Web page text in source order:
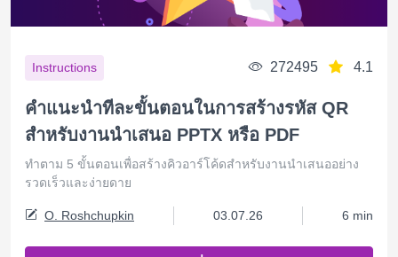
Instructions 272495 4.1
คำแนะนำทีละขั้นตอนในการสร้างรหัส QR
สำหรับงานนำเสนอ PPTX หรือ PDF
ทำตาม 5 ขั้นตอนเพื่อสร้างคิวอาร์โค้ดสำหรับงานนำเสนออย่าง
รวดเร็วและง่ายดาย
O. Roshchupkin 03.07.26 6 min